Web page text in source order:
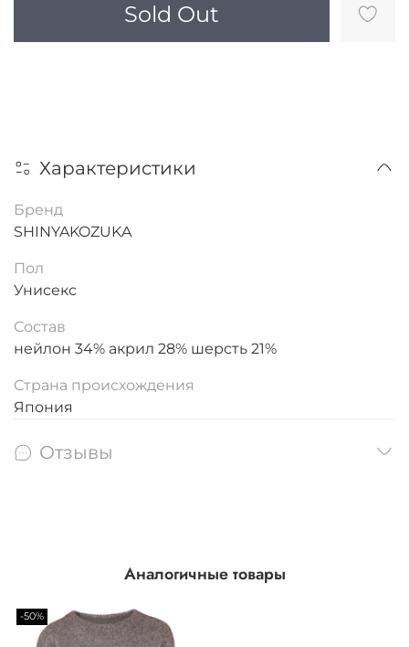
Sold Out
Характеристики
Бренд
SHINYAKOZUKA
Пол
Унисекс
Состав
нейлон 34% акрил 28% шерсть 21%
Страна происхождения
Япония
Отзывы
Аналогичные товары
-50%